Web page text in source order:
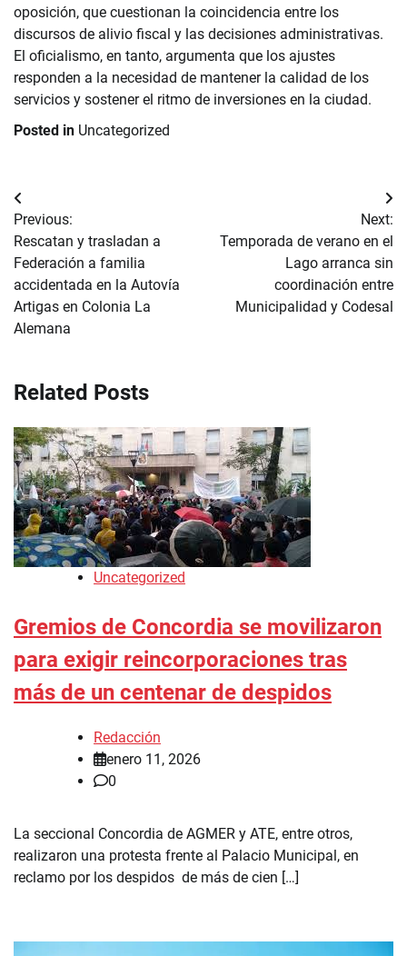
oposición, que cuestionan la coincidencia entre los
discursos de alivio fiscal y las decisiones administrativas.
El oficialismo, en tanto, argumenta que los ajustes
responden a la necesidad de mantener la calidad de los
servicios y sostener el ritmo de inversiones en la ciudad.
Posted in Uncategorized
Navegación
de
entradas
Previous:
Rescatan y trasladan a
Federación a familia
accidentada en la Autovía
Artigas en Colonia La
Alemana
Next:
Temporada de verano en el
Lago arranca sin
coordinación entre
Municipalidad y Codesal
Related Posts
Uncategorized
Gremios de Concordia se movilizaron
para exigir reincorporaciones tras
más de un centenar de despidos
Redacción
enero 11, 2026
0
La seccional Concordia de AGMER y ATE, entre otros,
realizaron una protesta frente al Palacio Municipal, en
reclamo por los despidos de más de cien […]